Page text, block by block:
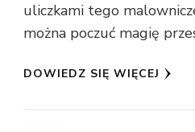
uliczkami tego
można poczuć magię
DOWIEDZ SIĘ WIĘCEJ